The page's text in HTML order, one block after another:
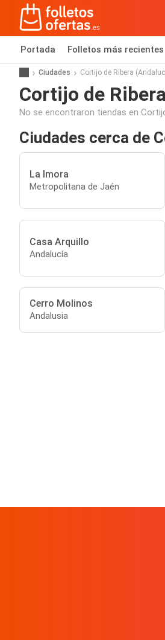
Portada Folletos más recientes
Ciudades Cortijo de Ribera
Cortijo de
No se encontraron tiendas en
Ciudades cerca de
La Imora
Metropolitana de Jaén
Casa Arquillo
Andalucía
Cerro Molinos
Andalusia